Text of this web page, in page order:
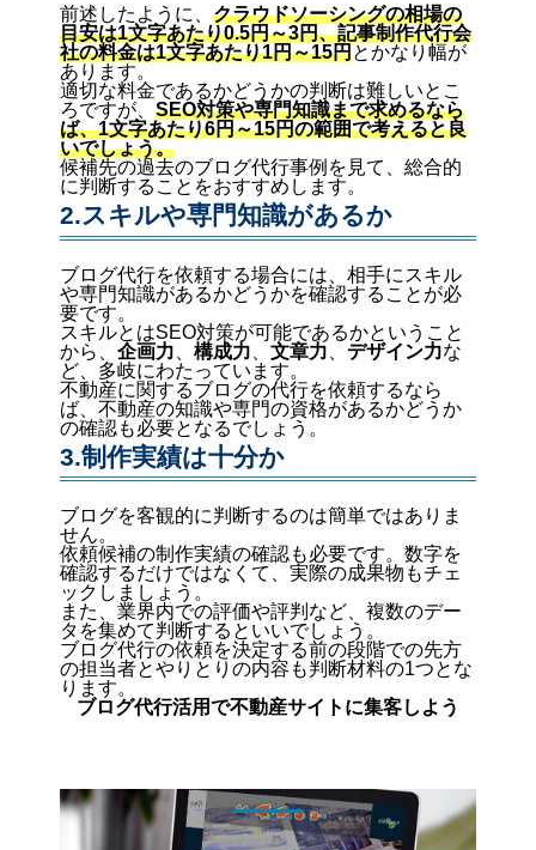
前述したように、 クラウドソーシングの相場の
目安は1文字あたり0.5円～3円、記事制作代行会
社の料金は1文字あたり1円～15円とかなり幅が
あります。
適切な料金であるかどうかの判断は難しいとこ
ろですが、 SEO対策や専門知識まで求めるなら
ば、1文字あたり6円～15円の範囲で考えると良
いでしょう。
候補先の過去のブログ代行事例を見て、総合的
に判断することをおすすめします。
2.スキルや専門知識があるか
ブログ代行を依頼する場合には、相手にスキル
や専門知識があるかどうかを確認することが必
要です。
スキルとはSEO対策が可能であるかということ
から、 企画力 構成力 文章力 デザイン力な
ど、多岐にわたっています。
不動産に関するブログの代行を依頼するなら
ば、不動産の知識や専門の資格があるかどうか
の確認も必要となるでしょう。
3.制作実績は十分か
ブログを客観的に判断するのは簡単ではありま
せん。
依頼候補の制作実績の確認も必要です。数字を
確認するだけではなくて、実際の成果物もチェ
ックしましょう。
また、業界内での評価や評判など、複数のデー
タを集めて判断するといいでしょう。
ブログ代行の依頼を決定する前の段階での先方
の担当者とやりとりの内容も判断材料の1つとな
ります。
ブログ代行活用で不動産サイトに集客しよう